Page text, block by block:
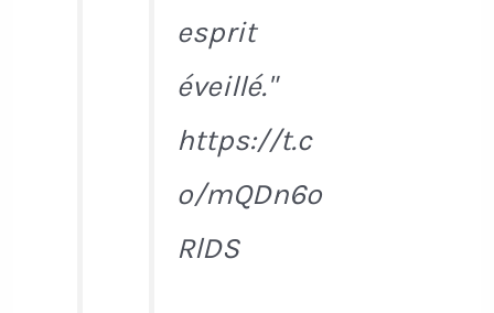
esprit
éveillé."
https://t.c
o/mQDn6o
RlDS